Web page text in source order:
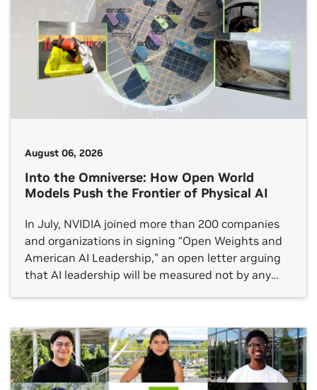
August 06, 2026
Into the Omniverse: How Open World
Models Push the Frontier of Physical AI
In July, NVIDIA joined more than 200 companies
and organizations in signing “Open Weights and
American AI Leadership,” an open letter arguing
that AI leadership will be measured not by any